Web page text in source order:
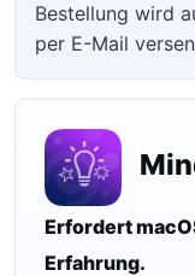
Bestellung wird
per E-Mail
Erfordert
Erfahrung.